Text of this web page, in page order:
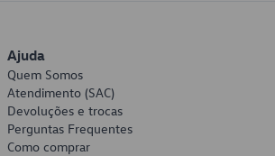
Ajuda
Quem Somos
Atendimento (SAC)
Devoluções e trocas
Perguntas Frequentes
Como comprar